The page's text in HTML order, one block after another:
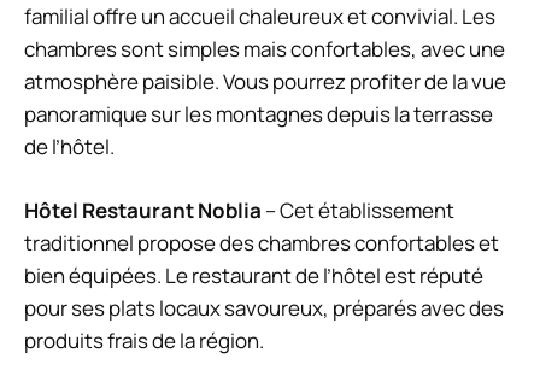
familial offre un accueil chaleureux et convivial. Les
chambres sont simples mais confortables, avec une
atmosphère paisible. Vous pourrez profiter de la vue
panoramique sur les montagnes depuis la terrasse
de l’hôtel.
Hôtel Restaurant Noblia – Cet établissement
traditionnel propose des chambres confortables et
bien équipées. Le restaurant de l’hôtel est réputé
pour ses plats locaux savoureux, préparés avec des
produits frais de la région.